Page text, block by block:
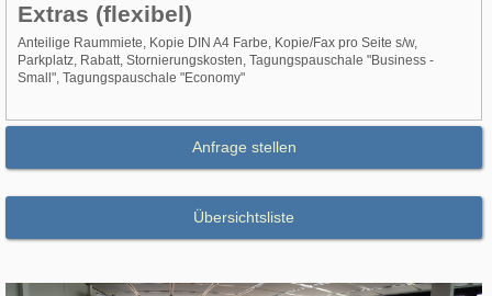
Extras (flexibel)
Anteilige Raummiete, Kopie DIN A4 Farbe, Kopie/Fax pro Seite s/w,
Parkplatz, Rabatt, Stornierungskosten, Tagungspauschale "Business -
Small", Tagungspauschale "Economy"
Anfrage stellen
Übersichtsliste